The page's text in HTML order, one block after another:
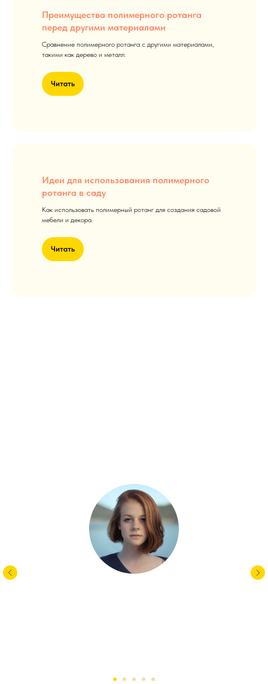
Преимущества полимерного ротанга
перед другими материалами
Сравнение полимерного ротанга с другими материалами,
такими как дерево и металл.
Читать
Идеи для использования полимерного
ротанга в саду
Как использовать полимерный ротанг для создания садовой
мебели и декора.
Читать